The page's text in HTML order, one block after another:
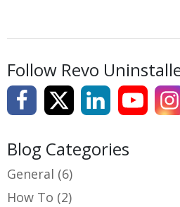
Follow Revo
Blog Categories
General (6)
How To (2)